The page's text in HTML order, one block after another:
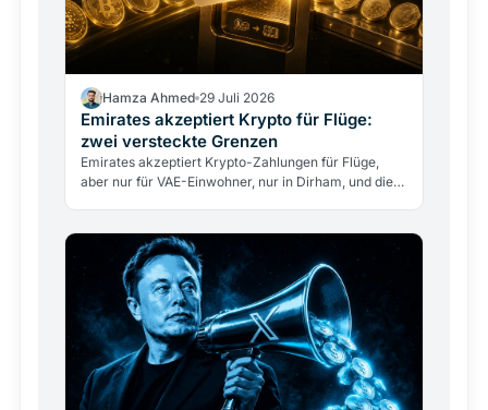
Hamza Ahmed 29 Juli 2026
Emirates akzeptiert Krypto für Flüge:
zwei versteckte Grenzen
Emirates akzeptiert Krypto-Zahlungen für Flüge,
aber nur für VAE-Einwohner, nur in Dirham, und die